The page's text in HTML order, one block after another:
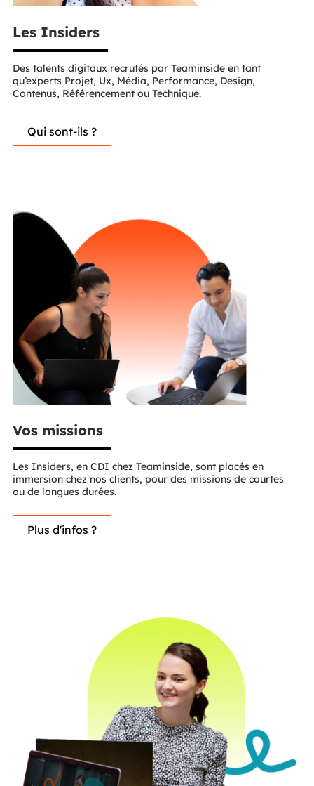
Les Insiders
Des talents digitaux recrutés par Teaminside en tant
qu’experts Projet, Ux, Média, Performance, Design,
Contenus, Référencement ou Technique.
Qui sont-ils ?
Vos missions
Les Insiders, en CDI chez Teaminside, sont placés en
immersion chez nos clients, pour des missions de courtes
ou de longues durées.
Plus d'infos ?